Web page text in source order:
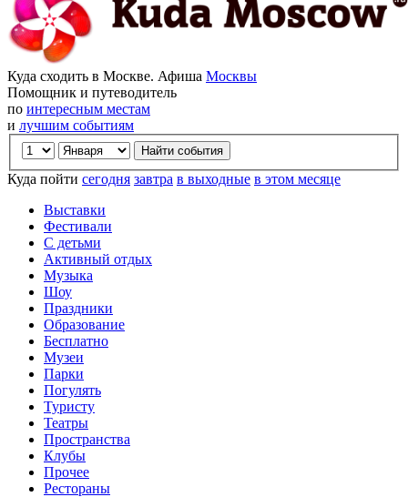
Куда сходить в Москве. Афиша Москвы
Помощник и путеводитель
по интересным местам
и лучшим событиям
Куда пойти сегодня завтра в выходные в этом месяце
Выставки
Фестивали
С детьми
Активный отдых
Музыка
Шоу
Праздники
Образование
Бесплатно
Музеи
Парки
Погулять
Туристу
Театры
Пространства
Клубы
Прочее
Рестораны